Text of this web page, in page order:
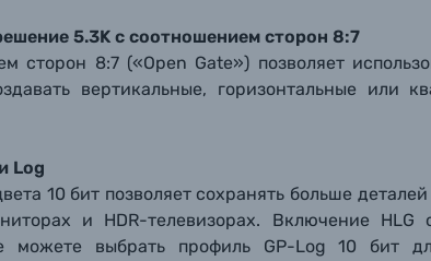
5.3K с соотношением сторон 8:7
сторон 8:7 («Open Gate») позволяет
вертикальные, горизонтальные или
Log
10 бит позволяет сохранять больше
и HDR-телевизорах. Включение HLG
можете выбрать профиль GP-Log 10 бит